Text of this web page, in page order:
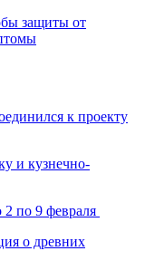
защиты от
к проекту
и кузнечно-
2 по 9 февраля
о древних